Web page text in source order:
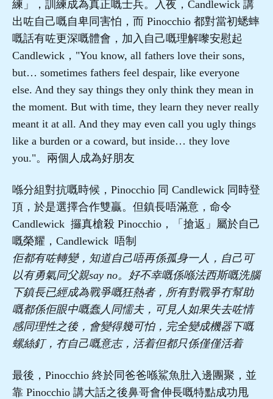
練」，訓練成為真正嘅士兵。入夜，Candlewick 講
出咗自己嘅自卑同害怕，而 Pinocchio 都對當初蟋蟀
嘅話有咗更深嘅體會，加入自己嘅理解嚟安慰起
Candlewick，"You know, all fathers love their sons,
but… sometimes fathers feel despair, like everyone
else. And they say things they only think they mean in
the moment. But with time, they learn they never really
meant it at all. And they may even call you ugly things
like a burden or a coward, but inside… they love
you."。兩個人成為好朋友
喺分組對抗嘅時候，Pinocchio 同 Candlewick 同時登
頂，於是選擇合作雙贏。但鎮長唔滿意，命令
Candlewick 攞真槍殺 Pinocchio，「搶返」屬於自己
嘅榮耀，Candlewick 唔制
佢都有咗轉變，知道自己唔再係孤身一人，自己可
以有勇氣同父親say no。好不幸嘅係喺法西斯嘅洗腦
下鎮長已經成為戰爭嘅狂熱者，所有對戰爭冇幫助
嘅都係佢眼中嘅蠢人同懦夫，可見人如果失去咗情
感同理性之後，會變得幾可怕，完全變成機器下嘅
螺絲釘，冇自己嘅意志，活着但都只係僅僅活着
最後，Pinocchio 終於同爸爸喺鯊魚肚入邊團聚，並
靠 Pinocchio 講大話之後鼻哥會伸長嘅特點成功甩